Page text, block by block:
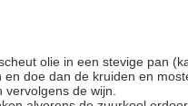
en doe dan de kruiden en
vervolgens de wijn.